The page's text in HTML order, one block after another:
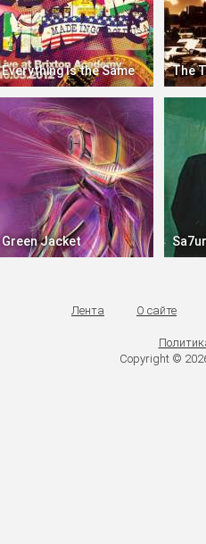
Everything Is the Same The
Green Jacket
Лента О сайте
Copyright ©